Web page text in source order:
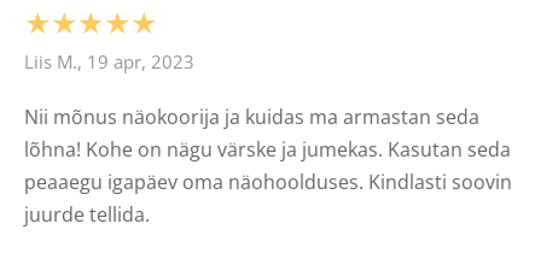
★★★★★
Liis M., 19 apr, 2023
Nii mõnus näokoorija ja kuidas ma armastan seda
lõhna! Kohe on nägu värske ja jumekas. Kasutan seda
peaaegu igapäev oma näohoolduses. Kindlasti soovin
juurde tellida.